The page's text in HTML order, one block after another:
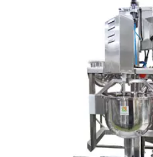
ÖNCELIK
OTOMATIK
SOYA SÜTÜ